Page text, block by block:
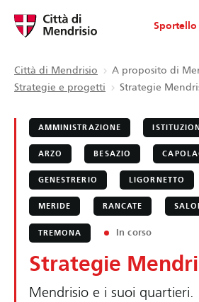
Sportello
Città di Mendrisio
A proposito di
Strategie e progetti
Strategie
AMMINISTRAZIONE
ARZO BESAZIO
GENESTRERIO LIGORNETTO
MERIDE RANCATE
TREMONA In corso
Strategie
Mendrisio e i suoi quartieri.